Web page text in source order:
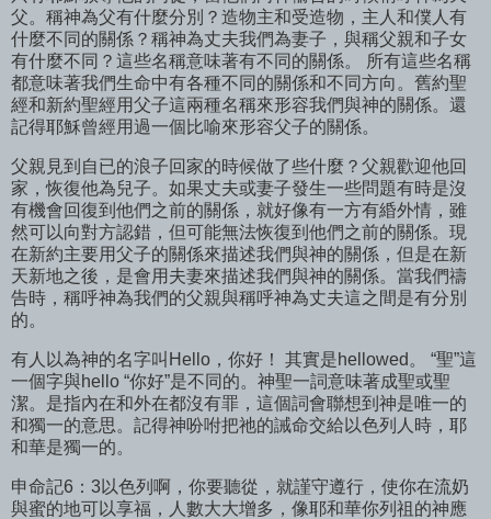
父。稱神為父有什麼分別？造物主和受造物，主人和僕人有
什麼不同的關係？稱神為丈夫我們為妻子，與稱父親和子女
有什麼不同？這些名稱意味著有不同的關係。 所有這些名稱
都意味著我們生命中有各種不同的關係和不同方向。舊約聖
經和新約聖經用父子這兩種名稱來形容我們與神的關係。還
記得耶穌曾經用過一個比喻來形容父子的關係。
父親見到自已的浪子回家的時候做了些什麼？父親歡迎他回
家，恢復他為兒子。如果丈夫或妻子發生一些問題有時是沒
有機會回復到他們之前的關係，就好像有一方有緍外情，雖
然可以向對方認錯，但可能無法恢復到他們之前的關係。現
在新約主要用父子的關係來描述我們與神的關係，但是在新
天新地之後，是會用夫妻來描述我們與神的關係。當我們禱
告時，稱呼神為我們的父親與稱呼神為丈夫這之間是有分別
的。
有人以為神的名字叫Hello，你好！ 其實是hellowed。 “聖”這
一個字與hello “你好”是不同的。神聖一詞意味著成聖或聖
潔。是指內在和外在都沒有罪，這個詞會聯想到神是唯一的
和獨一的意思。記得神吩咐把祂的誡命交給以色列人時，耶
和華是獨一的。
申命記6：3以色列啊，你要聽從，就謹守遵行，使你在流奶
與蜜的地可以享福，人數大大增多，像耶和華你列祖的神應